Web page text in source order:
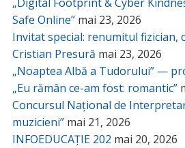
„Digital Footprint & Cyber
Safe Online” mai 23, 2026
Invitat special: renumitul fizician,
Cristian Presură mai 23, 2026
„Noaptea Albă a Tudorului” —
„Eu rămân ce-am fost: romantic”
Concursul Național de
muzicieni” mai 21, 2026
INFOEDUCAȚIE 202 mai 20, 2026